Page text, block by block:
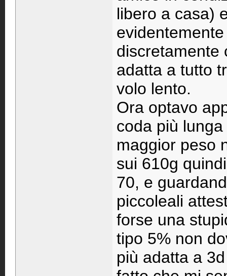
libero a casa)
discretamente
adatta a tutto
volo lento.
Ora optavo
coda più
maggior peso
sui 610g
70, e
piccoleali
forse una
tipo 5% non
più adatta a